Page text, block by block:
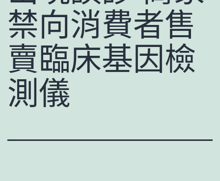
禁向消費者售
賣臨床基因檢
測儀